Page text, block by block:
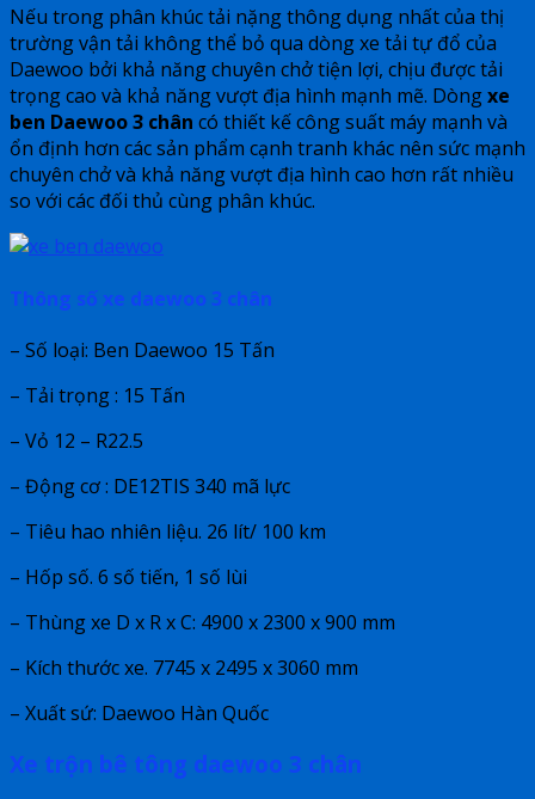
Nếu trong phân khúc tải nặng thông dụng nhất của thị
trường vận tải không thể bỏ qua dòng xe tải tự đổ của
Daewoo bởi khả năng chuyên chở tiện lợi, chịu được tải
trọng cao và khả năng vượt địa hình mạnh mẽ. Dòngxe
ben Daewoo 3 chân có thiết kế công suất máy mạnh và
ổn định hơn các sản phẩm cạnh tranh khác nên sức mạnh
chuyên chở và khả năng vượt địa hình cao hơn rất nhiều
so với các đối thủ cùng phân khúc.
Thông số xe daewoo 3 chân
– Số loại: Ben Daewoo 15 Tấn
– Tải trọng : 15 Tấn
– Vỏ 12 – R22.5
– Động cơ : DE12TIS 340 mã lực
– Tiêu hao nhiên liệu. 26 lít/ 100 km
– Hốp số. 6 số tiến, 1 số lùi
– Thùng xe D x R x C: 4900 x 2300 x 900 mm
– Kích thước xe. 7745 x 2495 x 3060 mm
– Xuất sứ: Daewoo Hàn Quốc
Xe trộn bê tông daewoo 3 chân